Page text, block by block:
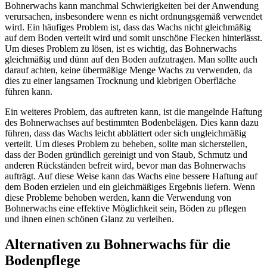
Bohnerwachs kann manchmal Schwierigkeiten bei der Anwendung
verursachen, insbesondere wenn es nicht ordnungsgemäß verwendet
wird. Ein häufiges Problem ist, dass das Wachs nicht gleichmäßig
auf dem Boden verteilt wird und somit unschöne Flecken hinterlässt.
Um dieses Problem zu lösen, ist es wichtig, das Bohnerwachs
gleichmäßig und dünn auf den Boden aufzutragen. Man sollte auch
darauf achten, keine übermäßige Menge Wachs zu verwenden, da
dies zu einer langsamen Trocknung und klebrigen Oberfläche
führen kann.
Ein weiteres Problem, das auftreten kann, ist die mangelnde Haftung
des Bohnerwachses auf bestimmten Bodenbelägen. Dies kann dazu
führen, dass das Wachs leicht abblättert oder sich ungleichmäßig
verteilt. Um dieses Problem zu beheben, sollte man sicherstellen,
dass der Boden gründlich gereinigt und von Staub, Schmutz und
anderen Rückständen befreit wird, bevor man das Bohnerwachs
aufträgt. Auf diese Weise kann das Wachs eine bessere Haftung auf
dem Boden erzielen und ein gleichmäßiges Ergebnis liefern. Wenn
diese Probleme behoben werden, kann die Verwendung von
Bohnerwachs eine effektive Möglichkeit sein, Böden zu pflegen
und ihnen einen schönen Glanz zu verleihen.
Alternativen zu Bohnerwachs für die
Bodenpflege